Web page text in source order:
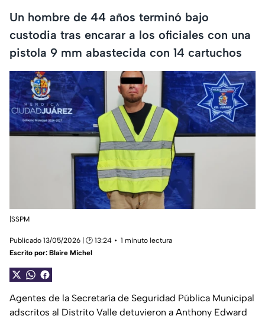
Un hombre de 44 años terminó bajo
custodia tras encarar a los oficiales con una
pistola 9 mm abastecida con 14 cartuchos
|SSPM
Publicado 13/05/2026 | 🕑 13:24
1 minuto lectura
Escrito por: Blaire Michel
Agentes de la Secretaría de Seguridad Pública Municipal
adscritos al Distrito Valle detuvieron a Anthony Edward